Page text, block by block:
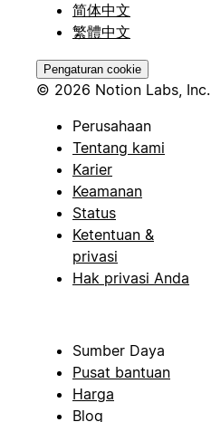
简体中文
繁體中文
Pengaturan cookie
© 2026 Notion Labs, Inc.
Perusahaan
Tentang kami
Karier
Keamanan
Status
Ketentuan &
privasi
Hak privasi Anda
Sumber Daya
Pusat bantuan
Harga
Blog